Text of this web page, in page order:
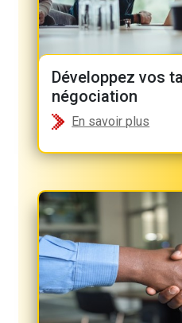
Développez vos
négociation
En savoir plus